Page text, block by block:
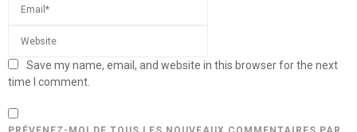
Save my name, email, and website in this browser for the next
time I comment.